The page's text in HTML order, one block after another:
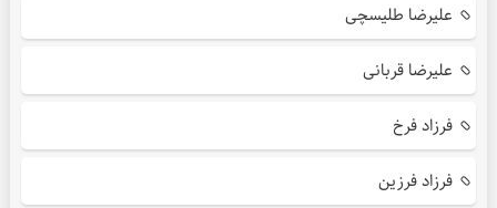
علیرضا طلیسچی
علیرضا قربانی
فرزاد فرخ
فرزاد فرزین